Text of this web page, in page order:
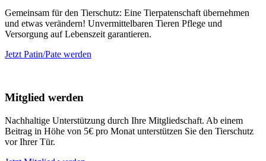
Gemeinsam für den Tierschutz: Eine Tierpatenschaft übernehmen
und etwas verändern! Unvermittelbaren Tieren Pflege und
Versorgung auf Lebenszeit garantieren.
Jetzt Patin/Pate werden
Mitglied werden
Nachhaltige Unterstützung durch Ihre Mitgliedschaft. Ab einem
Beitrag in Höhe von 5€ pro Monat unterstützen Sie den Tierschutz
vor Ihrer Tür.